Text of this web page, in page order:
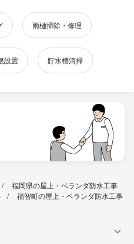
雨樋掃除・修理
設置 貯水槽清掃
福岡県の屋上・ベランダ防水工事
福智町の屋上・ベランダ防水工事